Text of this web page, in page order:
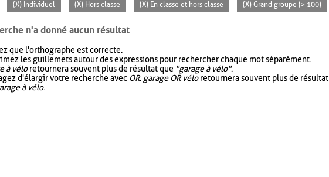
(X) Individuel (X) Hors classe (X) En classe et hors classe (X) Grand groupe (> 100)
n'a donné aucun résultat
que l'orthographe est correcte.
les guillemets autour des expressions pour rechercher chaque mot séparément.
à véloretournera souvent plus de résultat que "garage à vélo".
d'élargir votre recherche avec OR. garage OR véloretournera souvent plus de résultat
à vélo.